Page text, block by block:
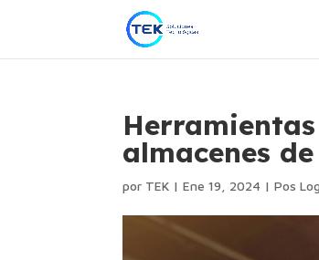
almacenes
por TEK |Ene 19, 2024 |Pos